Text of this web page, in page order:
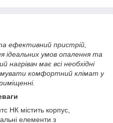
ефективний пристрій,
ідеальних умов опалення та
нагрівач має всі необхідні
комфортний клімат у
НК містить корпус,
елементи з